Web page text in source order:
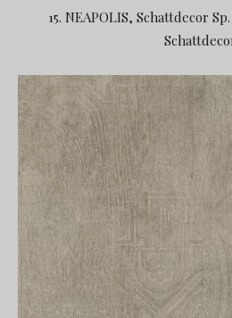
15. NEAPOLIS, Schattdecor